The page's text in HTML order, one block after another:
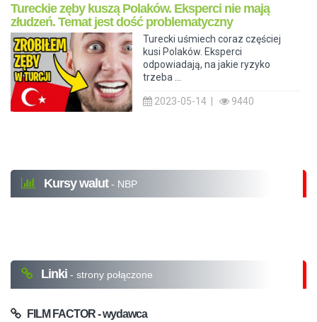
Tureckie zęby kuszą Polaków. Eksperci nie mają
złudzeń. Temat jest dość problematyczny
Turecki uśmiech coraz częściej
kusi Polaków. Eksperci
odpowiadają, na jakie ryzyko
trzeba ...
2023-05-14 | 9440
Kursy walut - NBP
Linki - strony połączone
FILM FACTOR - wydawca